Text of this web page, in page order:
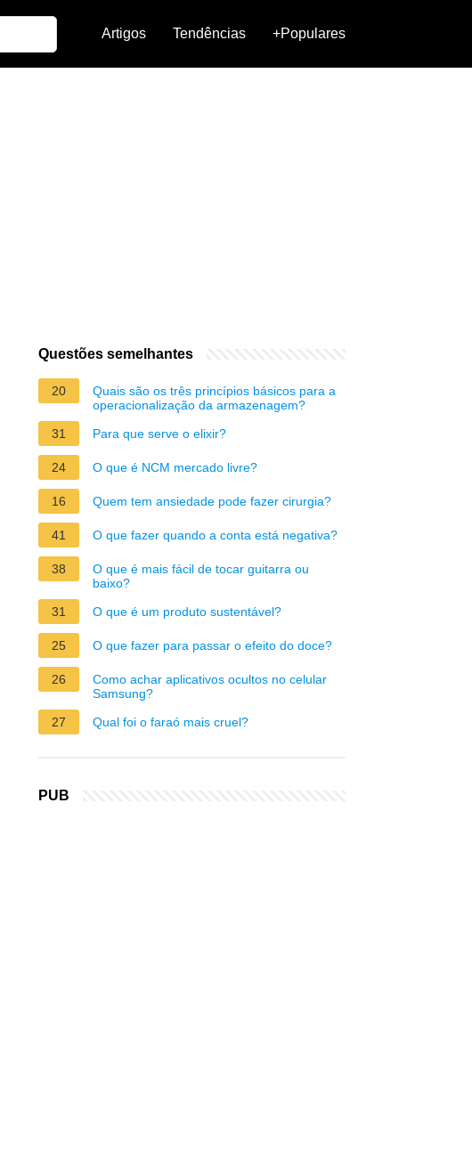
Artigos Tendências +Populares
Questões semelhantes
20
Quais são os três princípios básicos para a
operacionalização da armazenagem?
31
Para que serve o elixir?
24 O que é NCM mercado livre?
16 Quem tem ansiedade pode fazer cirurgia?
41 O que fazer quando a conta está negativa?
38
O que é mais fácil de tocar guitarra ou
baixo?
31
O que é um produto sustentável?
25 O que fazer para passar o efeito do doce?
26
Como achar aplicativos ocultos no celular
Samsung?
27
Qual foi o faraó mais cruel?
PUB